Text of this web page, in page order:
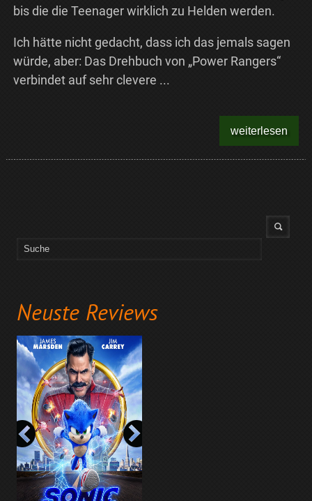
Neuste Reviews
bis die die Teenager wirklich zu Helden werden.
Ich hätte nicht gedacht, dass ich das jemals sagen
würde, aber: Das Drehbuch von „Power Rangers“
verbindet auf sehr clevere ...
weiterlesen